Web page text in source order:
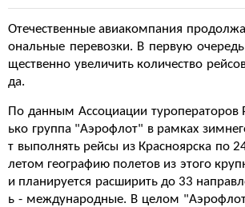
Отечественные авиакомпания
ональные перевозки. В первую
щественно увеличить количество
да.
По данным Ассоциации туроператоров
ько группа "Аэрофлот" в рамках
т выполнять рейсы из Красноярска по
летом географию полетов из этого
и планируется расширить до 33
ь - международные. В целом